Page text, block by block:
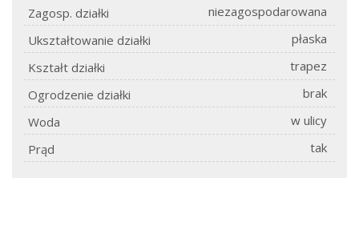
Zagosp. działki
niezagospodarowana
Ukształtowanie działki
płaska
Kształt działki
trapez
Ogrodzenie działki
brak
Woda
w ulicy
Prąd
tak